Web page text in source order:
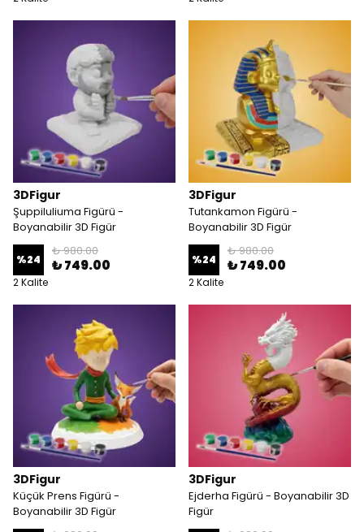
3DFigur
Şuppiluliuma Figürü -
Boyanabilir 3D Figür
%24
₺ 980.00
₺ 749.00
2 Kalite
3DFigur
Tutankamon Figürü -
Boyanabilir 3D Figür
%24
₺ 980.00
₺ 749.00
2 Kalite
3DFigur
Küçük Prens Figürü -
Boyanabilir 3D Figür
3DFigur
Ejderha Figürü - Boyanabilir 3D
Figür